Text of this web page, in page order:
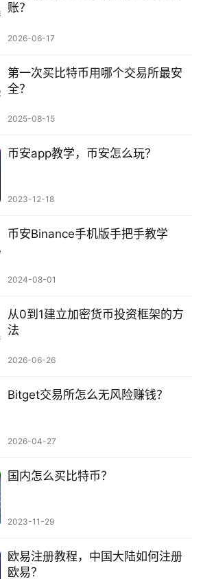
账？
2026-06-17
第一次买比特币用哪个交易所最安
全？
2025-08-15
币安app教学，币安怎么玩？
2023-12-18
币安Binance手机版手把手教学
2024-08-01
从0到1建立加密货币投资框架的方
法
2026-06-26
Bitget交易所怎么无风险赚钱？
2026-04-27
国内怎么买比特币？
2023-11-29
欧易注册教程，中国大陆如何注册
欧易？